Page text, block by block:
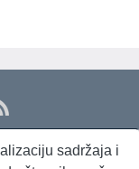
sadržaja i